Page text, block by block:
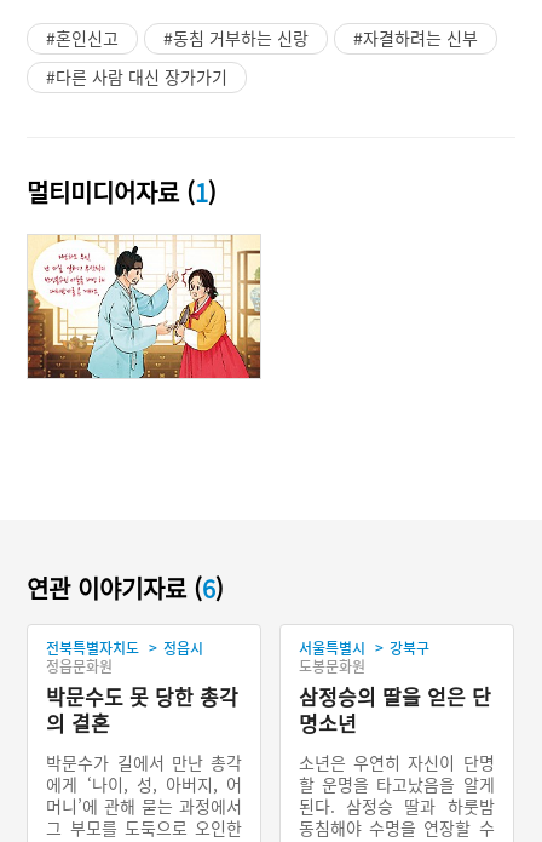
#혼인신고 #동침 거부하는 신랑
#자결하려는 신부
#다른 사람 대신 장가가기
멀티미디어자료 (1)
연관 이야기자료 (6)
전북특별자치도 > 정읍시
정읍문화원
박문수도 못 당한 총각
의 결혼
박문수가 길에서 만난 총각
에게 ‘나이, 성, 아버지, 어
머니’에 관해 묻는 과정에서
그 부모를 도둑으로 오인한
서울특별시 > 강북구
도봉문화원
삼정승의 딸을 얻은 단
명소년
소년은 우연히 자신이 단명
할 운명을 타고났음을 알게
된다. 삼정승 딸과 하룻밤
동침해야 수명을 연장할 수